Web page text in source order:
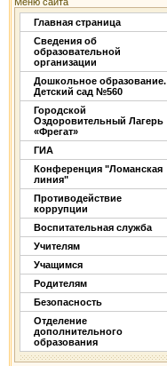
Главная страница
Сведения об
образовательной
организации
Дошкольное образование.
Детский сад №560
Городской
Оздоровительный Лагерь
«Фрегат»
ГИА
Конференция "Ломанская
линия"
Противодействие
коррупции
Воспитательная служба
Учителям
Учащимся
Родителям
Безопасность
Отделение
дополнительного
образования